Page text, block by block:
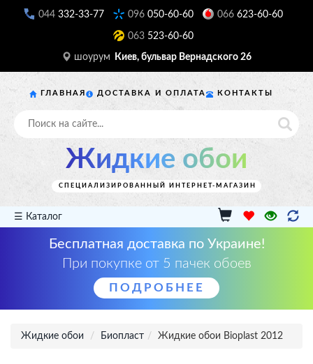
044 332-33-77 096 050-60-60 066 623-60-60
063 523-60-60
шоурум Киев, бульвар Вернадского 26
ГЛАВНАЯ ДОСТАВКА И ОПЛАТА КОНТАКТЫ
Жидкие обои
СПЕЦИАЛИЗИРОВАННЫЙ ИНТЕРНЕТ-МАГАЗИН
☰ Каталог
Бесплатная доставка по Украине!
При покупке от 5 пачек обоев
ПОДРОБНЕЕ
Жидкие обои Биопласт Жидкие обои Bioplast 2012